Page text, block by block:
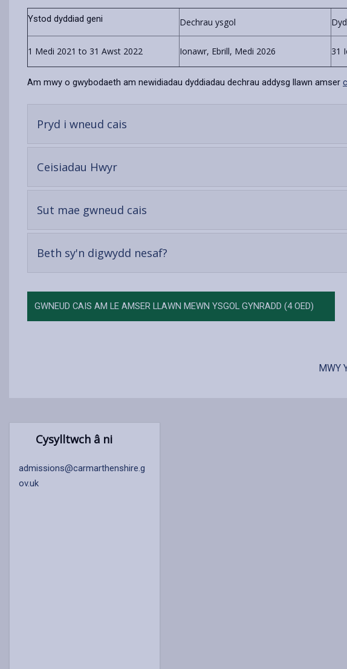
Ystod dyddiad geni Dechrau ysgol
1 Medi 2021 to 31 Awst 2022 Ionawr, Ebrill, Medi 2026 31
Am mwy o gwybodaeth am newidiadau dyddiadau dechrau addysg llawn amser
Pryd i wneud cais
content
Ceisiadau Hwyr-
content
Sut mae gwneud cais
content
Beth sy'n digwydd nesaf?
content
GWNEUD CAIS AM LE AMSER LLAWN MEWN YSGOL GYNRADD (4 OED)
Cysylltwch â ni
admissions@carmarthenshire.g
ov.uk